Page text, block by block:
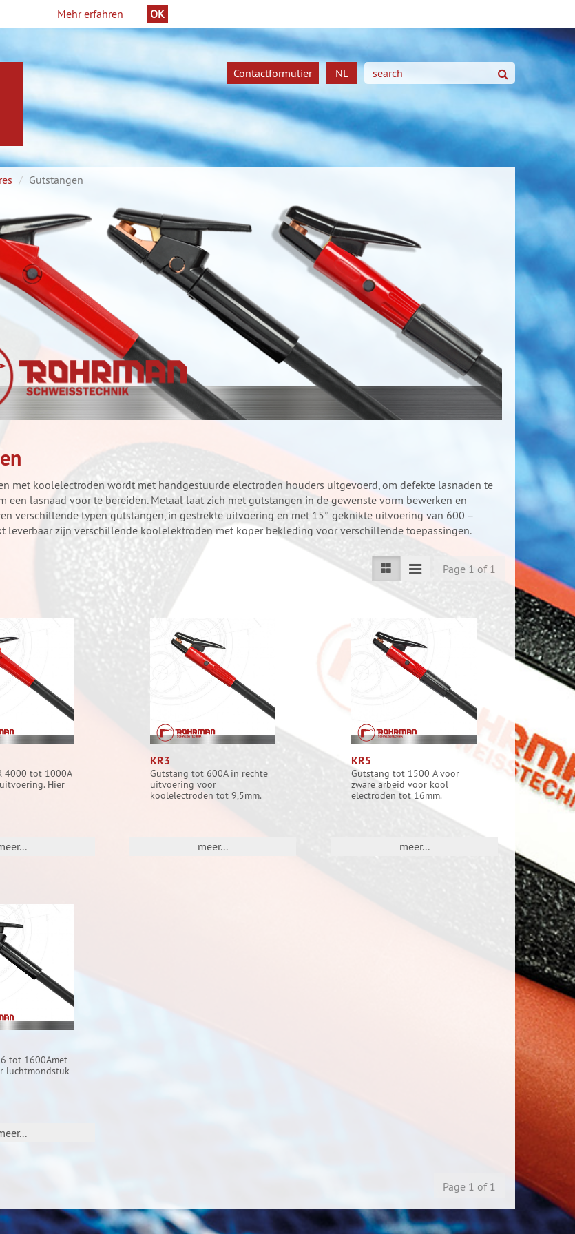
Mehr erfahren OK
Contactformulier NL
Gutstangen
met koolelectroden wordt met handgestuurde electroden houders uitgevoerd, om defekte lasnaden te
een lasnaad voor te bereiden. Metaal laat zich met gutstangen in de gewenste vorm bewerken en
verschillende typen gutstangen, in gestrekte uitvoering en met 15° geknikte uitvoering van 600 –
leverbaar zijn verschillende koolelektroden met koper bekleding voor verschillende toepassingen.
Page 1 of 1
4000 tot 1000A
Hier
KR3
Gutstang tot 600A in rechte
uitvoering voor
koolelectroden tot 9,5mm.
meer...
KR5
Gutstang tot 1500 A voor
zware arbeid voor kool
electroden tot 16mm.
meer...
tot 1600Amet
luchtmondstuk
Page 1 of 1